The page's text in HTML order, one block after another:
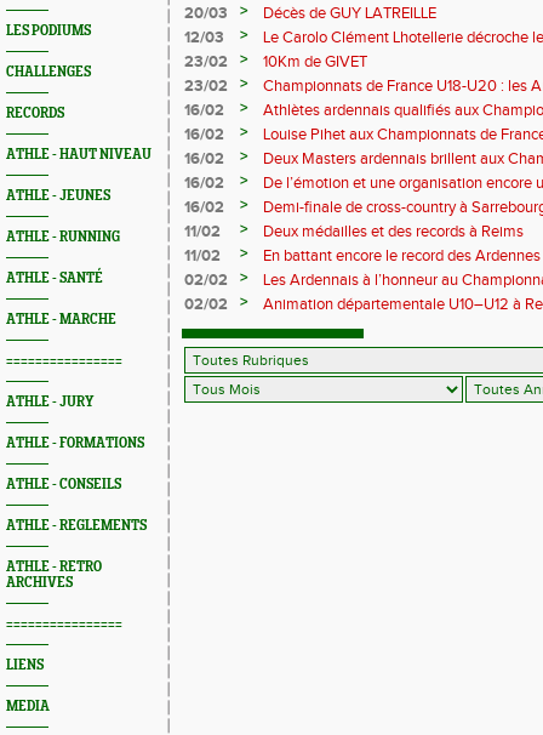
LES PODIUMS
CHALLENGES
RECORDS
ATHLE - HAUT NIVEAU
ATHLE - JEUNES
ATHLE - RUNNING
ATHLE - SANTÉ
ATHLE - MARCHE
================
ATHLE - JURY
ATHLE - FORMATIONS
ATHLE - CONSEILS
ATHLE - REGLEMENTS
ATHLE - RETRO
ARCHIVES
================
LIENS
MEDIA
20/03
>
Décès de GUY LATREILLE
12/03
>
Le Carolo Clément Lhotellerie décroche
master de cross-country
23/02 >
10Km de GIVET
23/02
>
Championnats de France U18-U20 : les
Val-de-Reuil
16/02 >
Athlètes ardennais qualifiés aux
en salle
16/02 >
Louise Pihet aux Championnats de
16/02
>
Deux Masters ardennais brillent aux
Saint‑Brieuc
16/02 >
De l’émotion et une organisation encore
Trail 2026
16/02 >
Demi-finale de cross-country à
boue… et à la fête !
11/02 >
Deux médailles et des records à Reims
11/02
>
En battant encore le record des
Pihet ira aux championnats de France
02/02 >
Les Ardennais à l’honneur au
02/02
>
Animation départementale U10–U12 à